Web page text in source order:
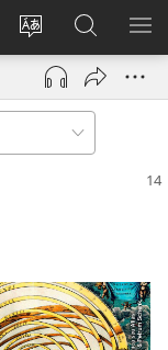
Αλλαγή
γλώσσας
ιστότοπου
Σύνδεση
(ανοίγει
παράθυρο)
στο
JW.ORG